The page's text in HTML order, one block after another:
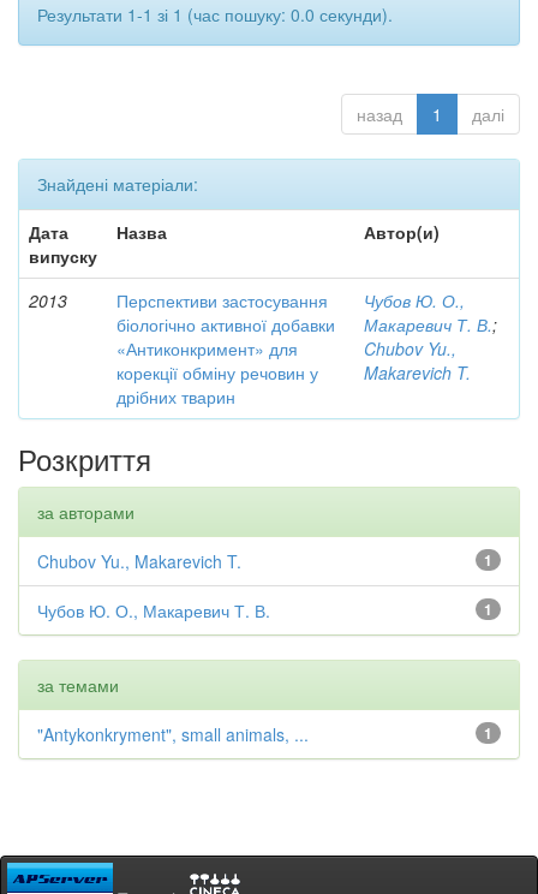
Результати 1-1 зі 1 (час пошуку: 0.0 секунди).
назад 1 далі
Знайдені матеріали:
Дата
випуску
Назва Автор(и)
2013
Перспективи застосування
біологічно активної добавки
«Антиконкримент» для
корекції обміну речовин у
дрібних тварин
Чубов Ю. О.,
Макаревич Т. В.;
Chubov Yu.,
Makarevich T.
Розкриття
за авторами
1
Chubov Yu., Makarevich T.
1
Чубов Ю. О., Макаревич Т. В.
за темами
1
"Antykonkryment", small animals, ...